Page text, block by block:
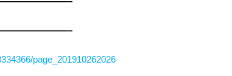
page_201910262026